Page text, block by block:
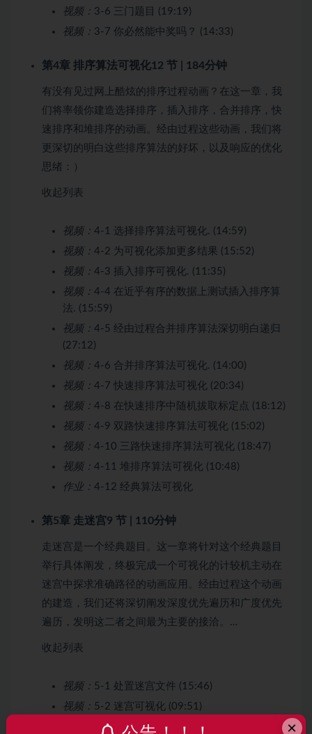
视频： 3-6 三门题目 (19:19)
视频： 3-7 你必然能中奖吗？ (14:33)
第4章 排序算法可视化12 节 | 184分钟
有没有见过网上酷炫的排序过程动画？在这一章，我
们将率领你建造选择排序，插入排序，合并排序，快
速排序和堆排序的动画。经由过程这些动画，我们将
更深切的明白这些排序算法的好坏，以及响应的优化
思绪：）
收起列表
视频： 4-1 选择排序算法可视化. (14:59)
视频： 4-2 为可视化添加更多结果 (15:52)
视频： 4-3 插入排序可视化. (11:35)
视频： 4-4 在近乎有序的数据上测试插入排序算
法. (15:59)
视频： 4-5 经由过程合并排序算法深切明白递归
(27:12)
视频： 4-6 合并排序算法可视化. (14:00)
视频： 4-7 快速排序算法可视化 (20:34)
视频： 4-8 在快速排序中随机拔取标定点 (18:12)
视频： 4-9 双路快速排序算法可视化 (15:02)
视频： 4-10 三路快速排序算法可视化 (18:47)
视频： 4-11 堆排序算法可视化 (10:48)
作业： 4-12 经典算法可视化
第5章 走迷宫9 节 | 110分钟
走迷宫是一个经典题目。这一章将针对这个经典题目
举行具体阐发，终极完成一个可视化的计较机主动在
迷宫中探求准确路径的动画应用。经由过程这个动画
的建造，我们还将深切阐发深度优先遍历和广度优先
遍历，发明这二者之间最为主要的接洽。…
收起列表
视频： 5-1 处置迷宫文件 (15:46)
视频： 5-2 迷宫可视化 (09:51)
5-3 迷宫题目和图的遍历 (14:06)
×